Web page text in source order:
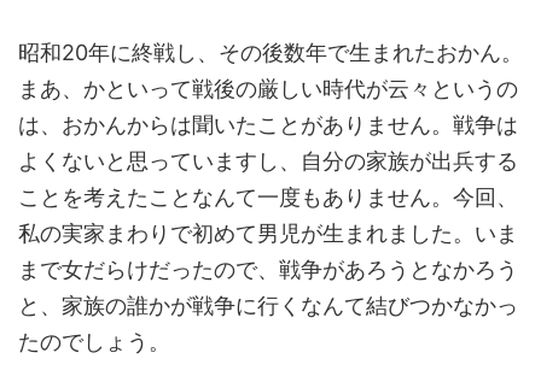
昭和20年に終戦し、その後数年で生まれたおかん。
まあ、かといって戦後の厳しい時代が云々というの
は、おかんからは聞いたことがありません。戦争は
よくないと思っていますし、自分の家族が出兵する
ことを考えたことなんて一度もありません。今回、
私の実家まわりで初めて男児が生まれました。いま
まで女だらけだったので、戦争があろうとなかろう
と、家族の誰かが戦争に行くなんて結びつかなかっ
たのでしょう。